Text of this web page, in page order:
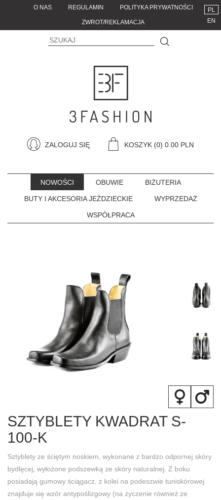
O NAS REGULAMIN POLITYKA PRYWATNOŚCI
ZWROT/REKLAMACJA
PL
EN
ZALOGUJ SIĘ KOSZYK (0) 0.00 PLN
NOWOŚCI OBUWIE BIŻUTERIA
BUTY I AKCESORIA JEŹDZIECKIE WYPRZEDAŻ
WSPÓŁPRACA
SZTYBLETY KWADRAT S-
100-K
Sztyblety ze ściętym noskiem, wykonane z bardzo odpornej skóry
bydlęcej, wyłożone podszewką ze skóry naturalnej. Z boku
posiadają gumowy ściągacz, z kolei na podeszwie tuniskórowej
znajduje się wzór antypoślizgowy (na życzenie również ze